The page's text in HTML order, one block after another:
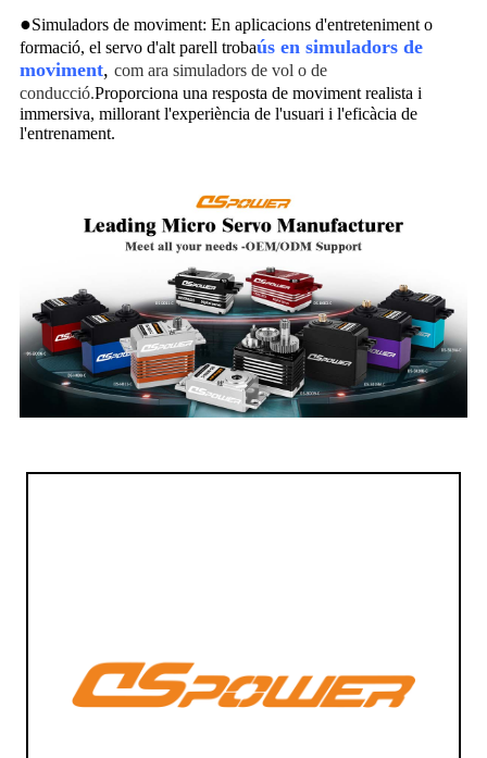
●Simuladors de moviment: En aplicacions d'entreteniment o
formació, el servo d'alt parell trobaús en simuladors de
moviment, com ara simuladors de vol o de
conducció.Proporciona una resposta de moviment realista i
immersiva, millorant l'experiència de l'usuari i l'eficàcia de
l'entrenament.